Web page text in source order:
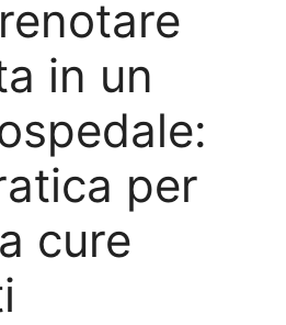
in un
per
cure